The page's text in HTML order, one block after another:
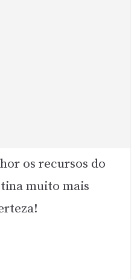
os recursos do
muito mais